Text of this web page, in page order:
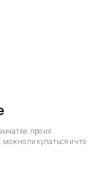
про их
ли купаться и что